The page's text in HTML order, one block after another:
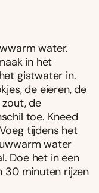
water.
in het
gistwater in.
de eieren, de
de
toe. Kneed
tijdens het
water
Doe het in een
30 minuten rijzen